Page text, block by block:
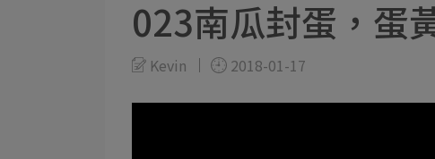
023南瓜封蛋，蛋
Kevin 2018-01-17